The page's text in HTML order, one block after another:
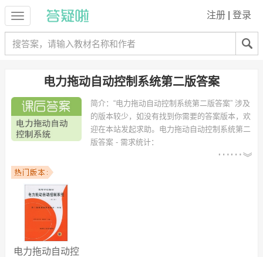
注册 登录
电力拖动自动控制系统第二版答案
简介： “电力拖动自动控制系统第二版答案” 涉及
的版本较少，如没有找到你需要的答案版本，欢
迎在本站发起求助。 电力拖动自动控制系统第二
版答案 - 需求统计：
：电气工程及其自
动化、电气工程、电气工程与自动化、电气自动化、电气自动化技术、
轮机工程、土木工程、测控技术与仪器、电气与自动化、应用电子技术
等专业。
以下学校的同学下载过
学、上海大学、兰州理工大学、吉林大学、哈尔滨理工大学、哈尔滨工
业大学、苏州科技学院、东华大学、西南民族大学、广州华商职业学院
等。
电力拖动自动控